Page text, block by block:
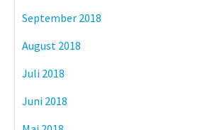
September 2018
August 2018
Juli 2018
Juni 2018